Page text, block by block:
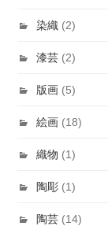
染織 (2)
漆芸 (2)
版画 (5)
絵画 (18)
織物 (1)
陶彫 (1)
陶芸 (14)